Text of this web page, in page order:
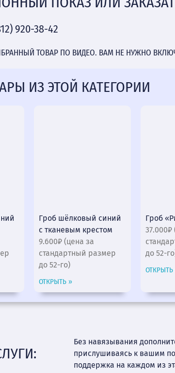
920-38-42
ТОВАР ПО ВИДЕО. ВАМ НЕ НУЖНО
ИЗ ЭТОЙ КАТЕГОРИИ
Гроб шёлковый синий
с тканевым крестом
9.600₽ (цена за
стандартный размер
до 52-го)
ОТКРЫТЬ »
Гроб
37.000₽
до 52-
ОТКРЫТЬ
Без навязывания
прислушиваясь к вашим
поддержка на каждом из